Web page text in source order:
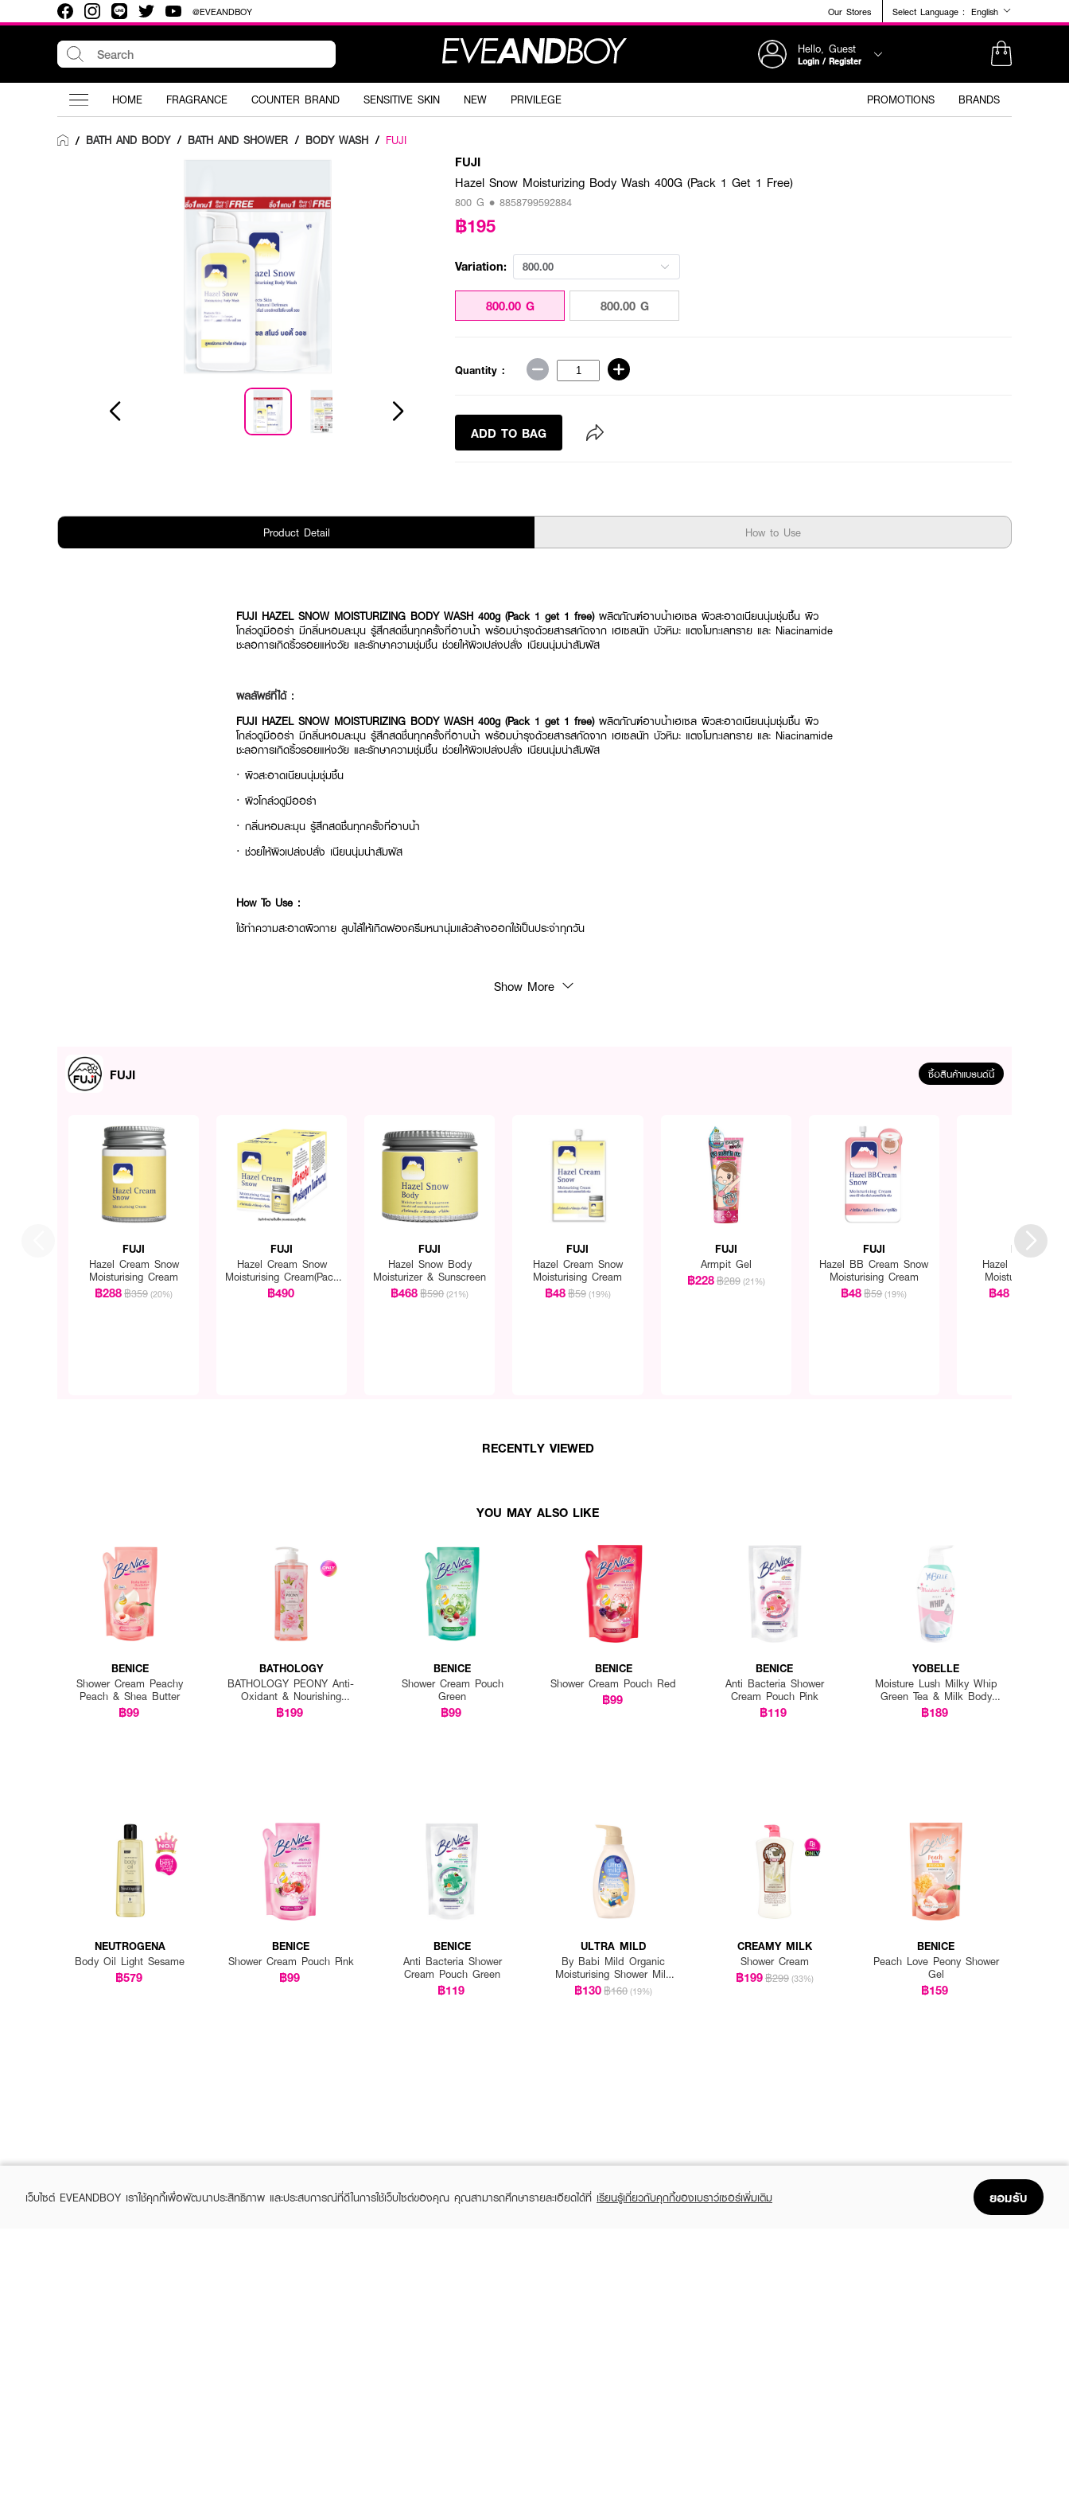
@EVEANDBOY Our Stores Select Language : English
Hello, Guest
Login / Register
HOME FRAGRANCE COUNTER BRAND SENSITIVE SKIN NEW PRIVILEGE PROMOTIONS BRANDS
/ BATH AND BODY / BATH AND SHOWER / BODY WASH / FUJI
FUJI
Hazel Snow Moisturizing Body Wash 400G (Pack 1 Get 1 Free)
800 G • 8858799592884
฿195
Variation: 800.00
800.00 G 800.00 G
Quantity :
ADD TO BAG
Product Detail How to Use
FUJI HAZEL SNOW MOISTURIZING BODY WASH 400g (Pack 1 get 1 free) ผลิตภัณฑ์อาบน้ำเฮเซล ผิวสะอาดเนียนนุ่มชุ่มชื้น ผิว
โกล์วดูมีออร่า มีกลิ่นหอมละมุน รู้สึกสดชื่นทุกครั้งที่อาบน้ำ พร้อมบำรุงด้วยสารสกัดจาก เฮเซลนัท บัวหิมะ แตงโมทะเลทราย และ Niacinamide
ชะลอการเกิดริ้วรอยแห่งวัย และรักษาความชุ่มชื้น ช่วยให้ผิวเปล่งปลั่ง เนียนนุ่มน่าสัมผัส
ผลลัพธ์ที่ได้ :
FUJI HAZEL SNOW MOISTURIZING BODY WASH 400g (Pack 1 get 1 free) ผลิตภัณฑ์อาบน้ำเฮเซล ผิวสะอาดเนียนนุ่มชุ่มชื้น ผิว
โกล์วดูมีออร่า มีกลิ่นหอมละมุน รู้สึกสดชื่นทุกครั้งที่อาบน้ำ พร้อมบำรุงด้วยสารสกัดจาก เฮเซลนัท บัวหิมะ แตงโมทะเลทราย และ Niacinamide
ชะลอการเกิดริ้วรอยแห่งวัย และรักษาความชุ่มชื้น ช่วยให้ผิวเปล่งปลั่ง เนียนนุ่มน่าสัมผัส
· ผิวสะอาดเนียนนุ่มชุ่มชื้น
· ผิวโกล์วดูมีออร่า
· กลิ่นหอมละมุน รู้สึกสดชื่นทุกครั้งที่อาบน้ำ
· ช่วยให้ผิวเปล่งปลั่ง เนียนนุ่มน่าสัมผัส
How To Use :
ใช้ทําความสะอาดผิวกาย ลูบไล้ให้เกิดฟองครีมหนานุ่มแล้วล้างออกใช้เป็นประจําทุกวัน
Show More
FUJI ซื้อสินค้าแบรนด์นี้
FUJI
Hazel Cream Snow
Moisturising Cream
฿288฿359 (20%)
FUJI
Hazel Cream Snow
Moisturising Cream(Pack
1 Get 1 Free)
฿490
FUJI
Hazel Snow Body
Moisturizer & Sunscreen
฿468฿590 (21%)
FUJI
Hazel Cream Snow
Moisturising Cream
฿48฿59 (19%)
FUJI
Armpit Gel
฿228฿289 (21%)
FUJI
Hazel BB Cream Snow
Moisturising Cream
฿48฿59 (19%)
FUJI
Hazel Aloe Snow
Moisturising Gel
฿48
RECENTLY VIEWED
YOU MAY ALSO LIKE
BENICE
Shower Cream Peachy
Peach & Shea Butter
฿99
BATHOLOGY
BATHOLOGY PEONY Anti-
Oxidant & Nourishing
Shower Gel
฿199
BENICE
Shower Cream Pouch
Green
฿99
BENICE
Shower Cream Pouch Red
฿99
BENICE
Anti Bacteria Shower
Cream Pouch Pink
฿119
YOBELLE
Moisture Lush Milky Whip
Green Tea & Milk Body
Wash
฿189
NEUTROGENA
Body Oil Light Sesame
฿579
BENICE
Shower Cream Pouch Pink
฿99
BENICE
Anti Bacteria Shower
Cream Pouch Green
฿119
ULTRA MILD
By Babi Mild Organic
Moisturising Shower Milk
Bedtime Story
฿130฿160 (19%)
CREAMY MILK
Shower Cream
฿199฿299 (33%)
BENICE
Peach Love Peony Shower
Gel
฿159
เว็บไซต์ EVEANDBOY เราใช้คุกกี้เพื่อพัฒนาประสิทธิภาพ และประสบการณ์ที่ดีในการใช้เว็บไซต์ของคุณ คุณสามารถศึกษารายละเอียดได้ที่ เรียนรู้เกี่ยวกับคุกกี้ของเบราว์เซอร์เพิ่มเติม ยอมรับ